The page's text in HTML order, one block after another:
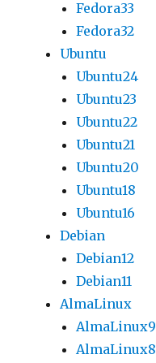
Fedora33
Fedora32
Ubuntu
Ubuntu24
Ubuntu23
Ubuntu22
Ubuntu21
Ubuntu20
Ubuntu18
Ubuntu16
Debian
Debian12
Debian11
AlmaLinux
AlmaLinux9
AlmaLinux8